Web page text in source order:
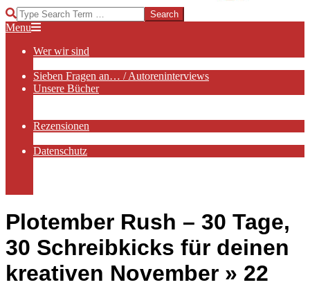
TEXTGEMEINSCHAFT
Search
Primary
Menu
Menu
Wer wir sind
Sieben Fragen an… / Autoreninterviews
Unsere Bücher
Rezensionen
Datenschutz
Plotember Rush – 30 Tage,
30 Schreibkicks für deinen
kreativen November » 22